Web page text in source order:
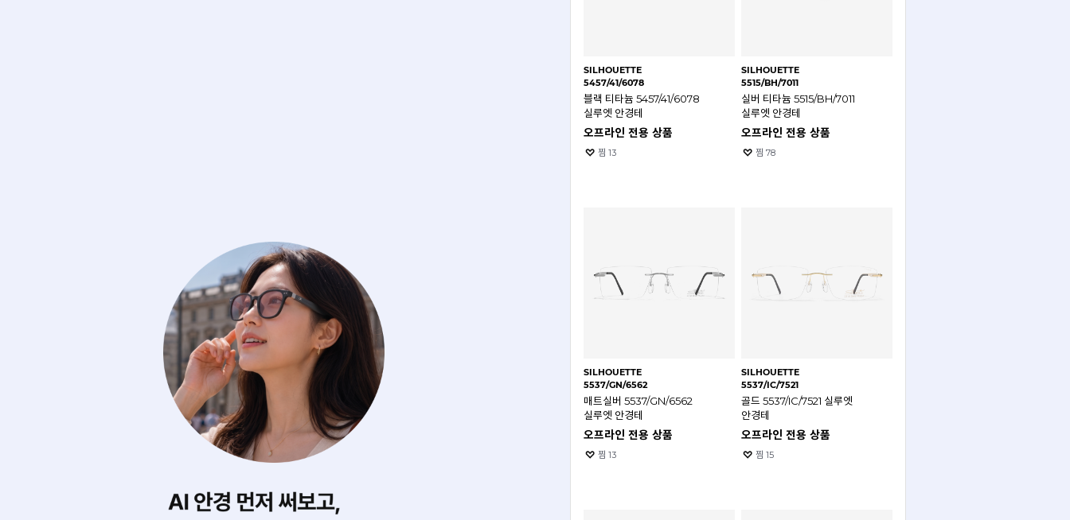
SILHOUETTE
5457/41/6078
블랙 티타늄 5457/41/6078
실루엣 안경테
오프라인 전용 상품
찜 13
SILHOUETTE
5515/BH/7011
실버 티타늄 5515/BH/7011
실루엣 안경테
오프라인 전용 상품
찜 78
SILHOUETTE
5537/GN/6562
매트실버 5537/GN/6562
실루엣 안경테
오프라인 전용 상품
찜 13
SILHOUETTE
5537/IC/7521
골드 5537/IC/7521 실루엣
안경테
오프라인 전용 상품
찜 15